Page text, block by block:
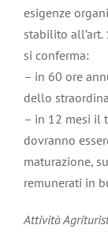
esigenze
stabilito
si conferma:
– in 60 ore
dello
– in 12 mesi il
dovranno
maturazione,
remunerati in
Attività